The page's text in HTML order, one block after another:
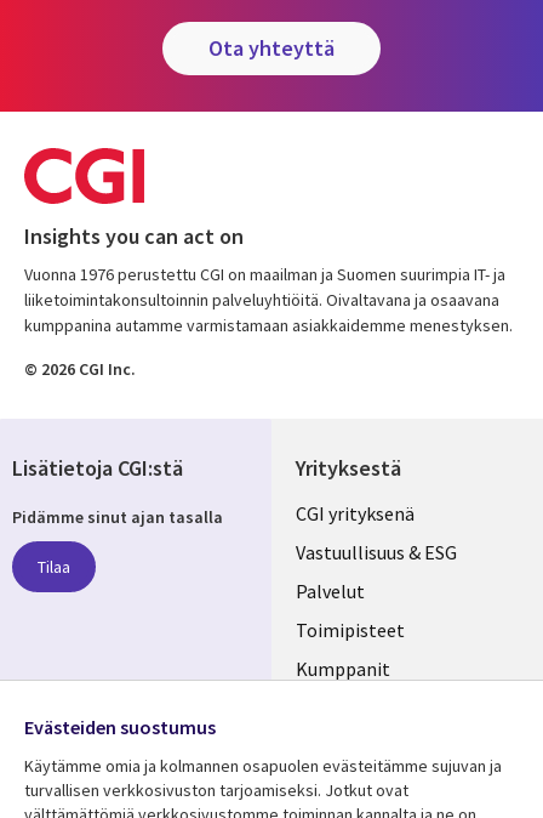
ota yhteyttä
Insights you can act on
Vuonna 1976 perustettu CGI on maailman ja Suomen suurimpia IT- ja
liiketoimintakonsultoinnin palveluyhtiöitä. Oivaltavana ja osaavana
kumppanina autamme varmistamaan asiakkaidemme menestyksen.
© 2026 CGI Inc.
Yrityksestä
Useful
links
FINLAND
CGI yrityksenä
Vastuullisuus & ESG
Palvelut
Toimipisteet
Kumppanit
Lisätietoja CGI:stä
Pidämme sinut ajan tasalla
Tilaa
Media
FINLAND
Evästeiden suostumus
Käytämme omia ja kolmannen osapuolen evästeitämme sujuvan ja
turvallisen verkkosivuston tarjoamiseksi. Jotkut ovat